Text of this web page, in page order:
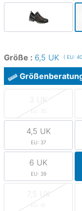
Größe : 6,5 UK ( EU:
3 UK
EU: 35
4,5 UK
EU: 37
6 UK
EU: 39
7,5 UK
EU: 41